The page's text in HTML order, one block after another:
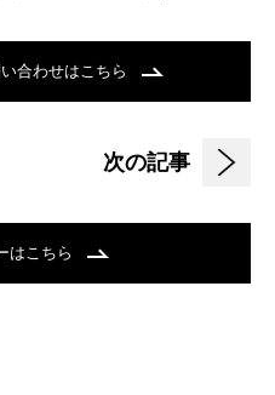
合わせはこちら
次の記事
はこちら